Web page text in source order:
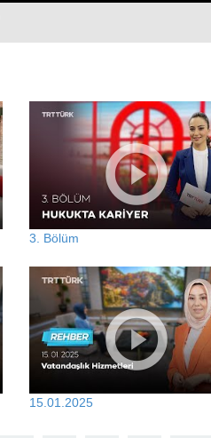
3. Bölüm
15.01.2025